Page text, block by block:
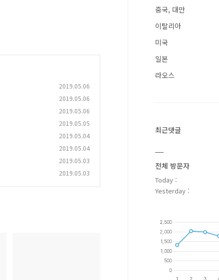
2019.05.06
2019.05.06
2019.05.06
2019.05.05
2019.05.04
2019.05.04
2019.05.03
2019.05.03
중국, 대만
이탈리아
미국
일본
라오스
최근댓글
전체 방문자
Today :
Yesterday :